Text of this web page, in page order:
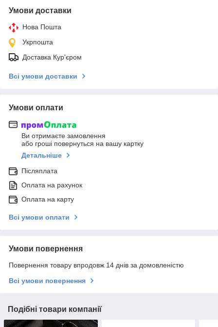
Умови доставки
Нова Пошта
Укрпошта
Доставка Кур'єром
Всі умови доставки
Умови оплати
Ви отримаєте замовлення
або гроші повернуться на вашу картку
Детальніше
Післяплата
Оплата на рахунок
Оплата на карту
Всі умови оплати
Умови повернення
Повернення товару впродовж 14 днів за домовленістю
Всі умови повернення
Подібні товари компанії